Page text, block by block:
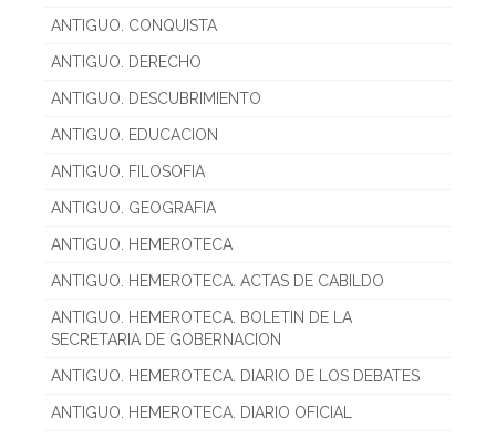
ANTIGUO. CONQUISTA
ANTIGUO. DERECHO
ANTIGUO. DESCUBRIMIENTO
ANTIGUO. EDUCACION
ANTIGUO. FILOSOFIA
ANTIGUO. GEOGRAFIA
ANTIGUO. HEMEROTECA
ANTIGUO. HEMEROTECA. ACTAS DE CABILDO
ANTIGUO. HEMEROTECA. BOLETIN DE LA
SECRETARIA DE GOBERNACION
ANTIGUO. HEMEROTECA. DIARIO DE LOS DEBATES
ANTIGUO. HEMEROTECA. DIARIO OFICIAL